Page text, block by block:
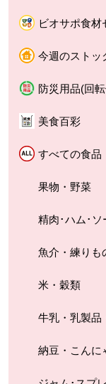
ビオサポ食材
今週のストッ
防災用品(回
美食百彩
すべての食品
果物・野菜
精肉･ハム･ソ
魚介・練りも
米・穀類
牛乳・乳製品
納豆・こんに